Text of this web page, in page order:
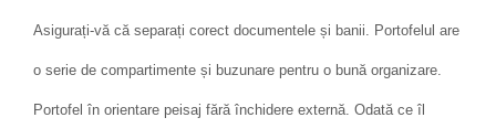
Asigurați-vă că separați corect documentele și banii. Portofelul are
o serie de compartimente și buzunare pentru o bună organizare.
Portofel în orientare peisaj fără închidere externă. Odată ce îl